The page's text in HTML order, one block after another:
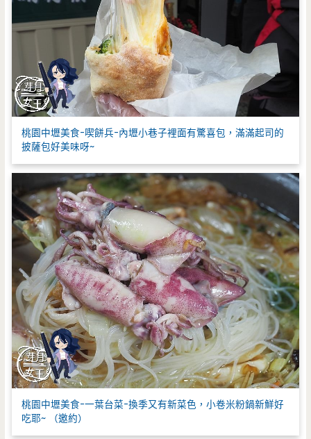
桃園中壢美食-喫餅兵-內壢小巷子裡面有驚喜包，滿滿起司的
披薩包好美味呀~
桃園中壢美食-一葉台菜-換季又有新菜色，小卷米粉鍋新鮮好
吃耶~ （邀約）